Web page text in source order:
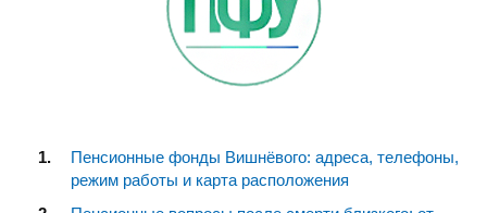
Пенсионные фонды Вишнёвого: адреса, телефоны,
режим работы и карта расположения